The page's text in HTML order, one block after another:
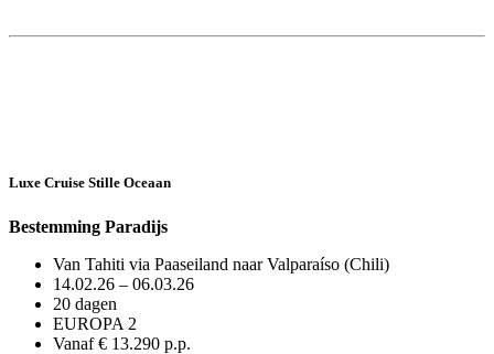
Luxe Cruise Stille Oceaan
Bestemming Paradijs
Van Tahiti via Paaseiland naar Valparaíso (Chili)
14.02.26 – 06.03.26
20 dagen
EUROPA 2
Vanaf € 13.290 p.p.